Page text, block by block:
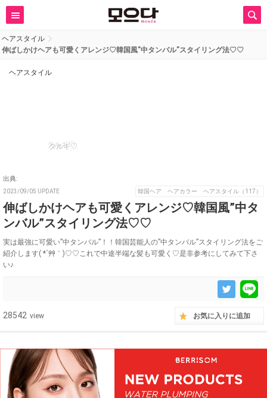
ヘアスタイル
伸ばしかけヘアも可愛くアレンジ♡韓国風”中タンバル”スタイリング法♡♡
ヘアスタイル
タルギ♡
出典:
2023/09/05 UPDATE 韓国ヘア ヘアカラー ヘアスタイル（117）
伸ばしかけヘアも可愛くアレンジ♡韓国風”中タ
ンバル”スタイリング法♡♡
実は最強に可愛い”中タンバル”！！韓国芸能人の”中タンバル”スタイリング法をご
紹介します( *´艸｀)♡♡これで中途半端な髪も可愛く♡是非参考にしてみて下さ
い♪
28542 view お気に入りに追加